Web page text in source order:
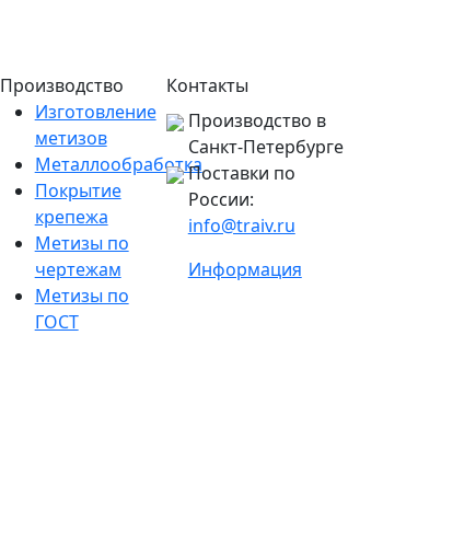
Производство
Изготовление
метизов
Металлообработка
Покрытие
крепежа
Метизы по
чертежам
Метизы по
ГОСТ
Контакты
Производство в
Санкт-Петербурге
Поставки по
России:
info@traiv.ru
Информация